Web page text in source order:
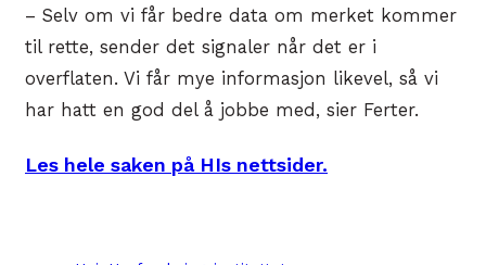
– Selv om vi får bedre data om merket kommer
til rette, sender det signaler når det er i
overflaten. Vi får mye informasjon likevel, så vi
har hatt en god del å jobbe med, sier Ferter.
Les hele saken på HIs nettsider.